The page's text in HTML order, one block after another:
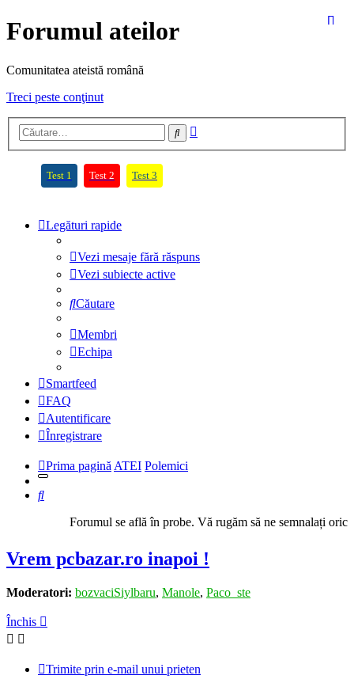
Forumul ateilor
Comunitatea ateistă română
Treci peste conţinut
Căutare
Test 1 (Opens a new tab)
Test 2 (Opens a new tab)
Test 3
Legături rapide
Vezi mesaje fără răspuns
Vezi subiecte active
Căutare
Membri
Echipa
Smartfeed
FAQ
Autentificare
Înregistrare
Prima paginăATEI Polemici
Căutare
Forumul se află în probe. Vă rugăm să ne semnalați orice
Vrem pcbazar.ro inapoi !
Moderatori: bozvaciSiylbaru, Manole, Paco_ste
Închis
Trimite prin e-mail unui prieten